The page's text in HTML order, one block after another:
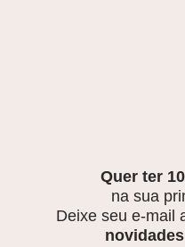
Quer ter
na sua
Deixe seu e-mail